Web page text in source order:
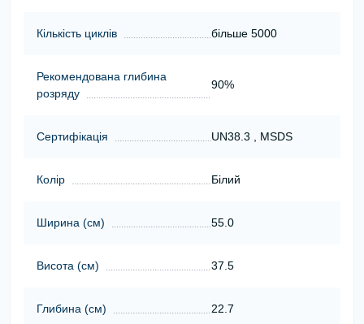
Кількість циклів більше 5000
Рекомендована глибина
розряду
90%
Сертифікація UN38.3 , MSDS
Колір Білий
Ширина (см) 55.0
Висота (см) 37.5
Глибина (см) 22.7